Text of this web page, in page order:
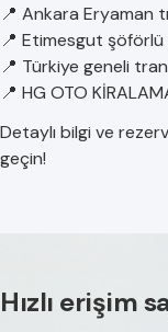
📍 Ankara Eryaman
📍 Etimesgut
📍 Türkiye geneli
📍 HG OTO
Detaylı bilgi ve
geçin!
Hızlı erişim